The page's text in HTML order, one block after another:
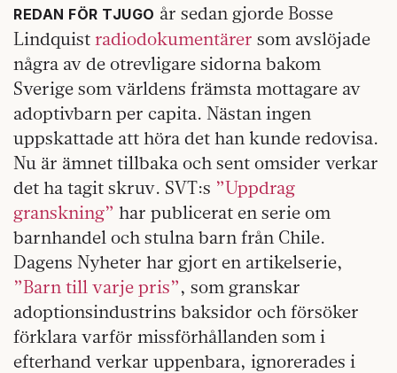
REDAN FÖR TJUGO år sedan gjorde Bosse
Lindquist radiodokumentärer som avslöjade
några av de otrevligare sidorna bakom
Sverige som världens främsta mottagare av
adoptivbarn per capita. Nästan ingen
uppskattade att höra det han kunde redovisa.
Nu är ämnet tillbaka och sent omsider verkar
det ha tagit skruv. SVT:s ”Uppdrag
granskning” har publicerat en serie om
barnhandel och stulna barn från Chile.
Dagens Nyheter har gjort en artikelserie,
”Barn till varje pris”, som granskar
adoptionsindustrins baksidor och försöker
förklara varför missförhållanden som i
efterhand verkar uppenbara, ignorerades i